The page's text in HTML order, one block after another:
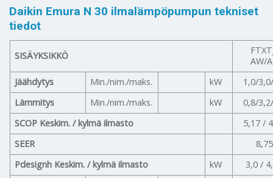
Daikin Emura N 30 ilmalämpöpumpun tekniset
tiedot
SISÄYKSIKKÖ
AW/
Jäähdytys
Min./nim./maks. kW
1,0/
Lämmitys
Min./nim./maks. kW
0,8/
SCOP Keskim. / kylmä ilmasto
5,17 /
SEER
8,75
Pdesignh Keskim. / kylmä ilmasto
kW 3,0 /